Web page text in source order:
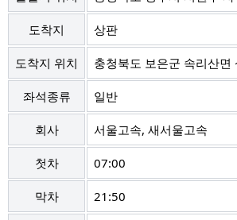
도착지 상판
도착지 위치 충청북도 보은군 속리산
좌석종류 일반
회사 서울고속, 새서울고속
첫차 07:00
막차 21:50